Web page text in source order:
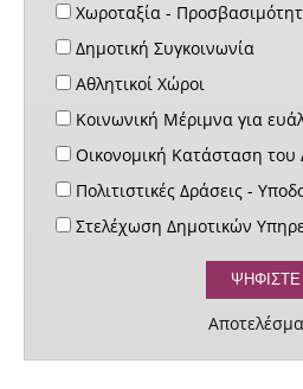
Χωροταξία -
Δημοτική Συγκοινωνία
Αθλητικοί Χώροι
Κοινωνική Μέριμνα για
Οικονομική Κατάσταση του
Πολιτιστικές Δράσεις -
Στελέχωση Δημοτικών